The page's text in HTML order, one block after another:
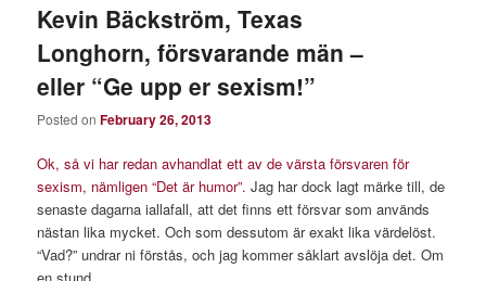
Kevin Bäckström, Texas
Longhorn, försvarande män –
eller “Ge upp er sexism!”
Posted onFebruary 26, 2013
Ok, så vi har redan avhandlat ett av de värsta försvaren för
sexism, nämligen “Det är humor”. Jag har dock lagt märke till, de
senaste dagarna iallafall, att det finns ett försvar som används
nästan lika mycket. Och som dessutom är exakt lika värdelöst.
“Vad?” undrar ni förstås, och jag kommer såklart avslöja det. Om